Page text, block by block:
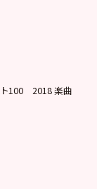
ト100 2018 楽曲